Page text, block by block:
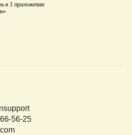
в 1 приложении
56-25